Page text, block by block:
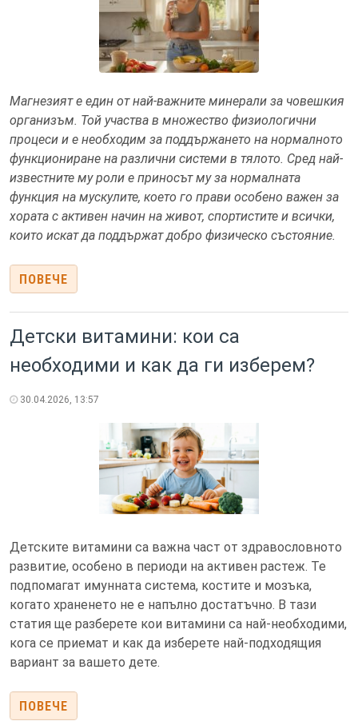
Магнезият е един от най-важните минерали за човешкия
организъм. Той участва в множество физиологични
процеси и е необходим за поддържането на нормалното
функциониране на различни системи в тялото. Сред най-
известните му роли е приносът му за нормалната
функция на мускулите, което го прави особено важен за
хората с активен начин на живот, спортистите и всички,
които искат да поддържат добро физическо състояние.
ПОВЕЧЕ
Детски витамини: кои са
необходими и как да ги изберем?
30.04.2026, 13:57
Детските витамини са важна част от здравословното
развитие, особено в периоди на активен растеж. Те
подпомагат имунната система, костите и мозъка,
когато храненето не е напълно достатъчно. В тази
статия ще разберете кои витамини са най-необходими,
кога се приемат и как да изберете най-подходящия
вариант за вашето дете.
ПОВЕЧЕ